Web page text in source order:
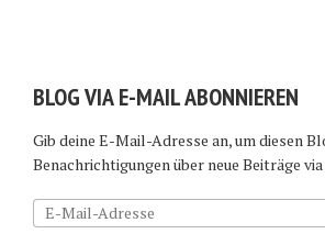
BLOG VIA E-MAIL ABONNIEREN
Gib deine E-Mail-Adresse an, um diesen
Benachrichtigungen über neue Beiträge
E-
Mail-